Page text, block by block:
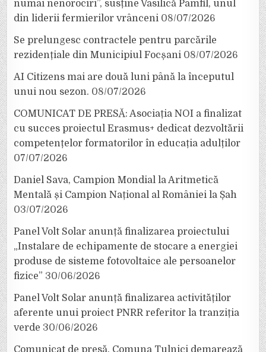
numai nenorociri”, susține Vasilică Pamfil, unul
din liderii fermierilor vrânceni 08/07/2026
Se prelungesc contractele pentru parcările
rezidențiale din Municipiul Focșani 08/07/2026
AI Citizens mai are două luni până la începutul
unui nou sezon. 08/07/2026
COMUNICAT DE PRESĂ: Asociația NOI a finalizat
cu succes proiectul Erasmus+ dedicat dezvoltării
competențelor formatorilor în educația adulților
07/07/2026
Daniel Sava, Campion Mondial la Aritmetică
Mentală și Campion Național al României la Șah
03/07/2026
Panel Volt Solar anunță finalizarea proiectului
„Instalare de echipamente de stocare a energiei
produse de sisteme fotovoltaice ale persoanelor
fizice” 30/06/2026
Panel Volt Solar anunță finalizarea activităților
aferente unui proiect PNRR referitor la tranziția
verde 30/06/2026